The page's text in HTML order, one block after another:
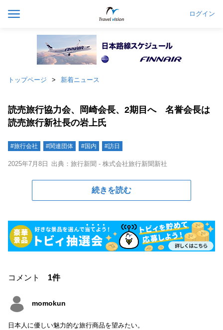
ログイン
トップページ 新着ニュース
読売旅行協力会、岡崎会長、2期目へ 名誉会長は
読売旅行新社長の岩上氏
#旅行会社 #関連団体 #国内 #訪日
2025年7月8日 出典：旅行新聞 - 株式会社旅行新聞新社
続きを読む
コメント 1件
momokun
日本人に優しい魅力的な旅行商品を望みたい。